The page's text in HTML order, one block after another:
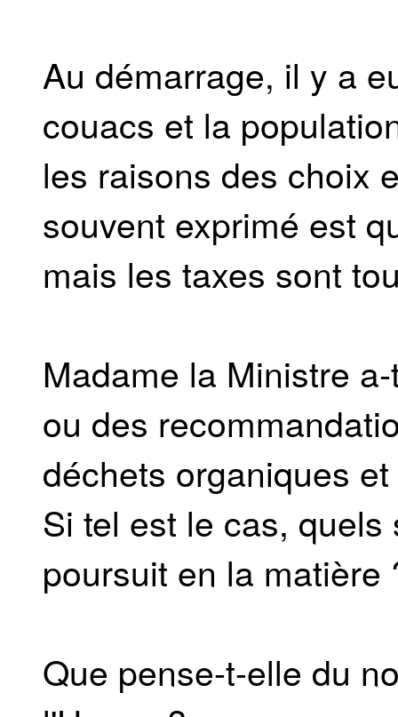
Au démarrage, il y a
couacs et la
les raisons des choix
souvent exprimé est
mais les taxes sont
Madame la Ministre
ou des
déchets organiques
Si tel est le cas,
poursuit en la matière
Que pense-t-elle du